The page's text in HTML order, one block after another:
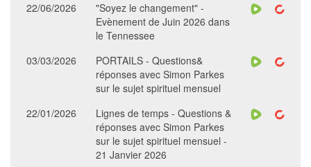
22/06/2026
"Soyez le changement" -
Evènement de Juin 2026 dans
le Tennessee
03/03/2026
PORTAILS - Questions&
réponses avec Simon Parkes
sur le sujet spirituel mensuel
22/01/2026
Lignes de temps - Questions &
réponses avec Simon Parkes
sur le sujet spirituel mensuel -
21 Janvier 2026